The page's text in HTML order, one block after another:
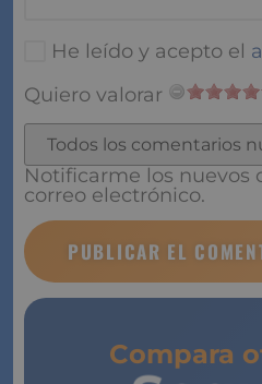
He leído y acepto el
Quiero valorar
Notificarme los nuevos
correo electrónico.
Compara